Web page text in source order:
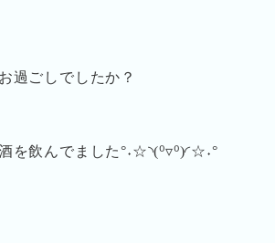
過ごしでしたか？
を飲んでました°˖☆◝(⁰▿⁰)◜☆˖°